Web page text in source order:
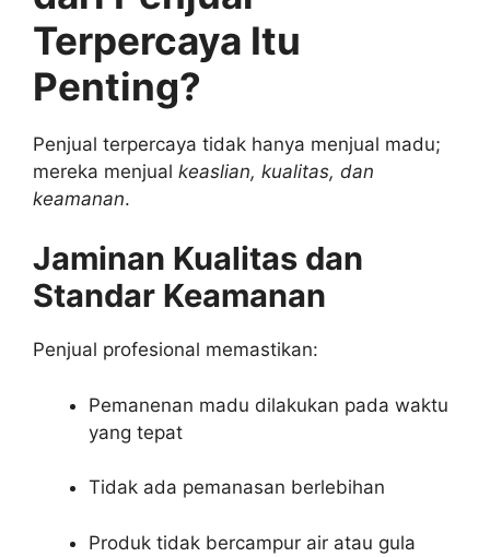
Terpercaya Itu
Penting?
Penjual terpercaya tidak hanya menjual madu;
mereka menjual keaslian, kualitas, dan
keamanan.
Jaminan Kualitas dan
Standar Keamanan
Penjual profesional memastikan:
Pemanenan madu dilakukan pada waktu
yang tepat
Tidak ada pemanasan berlebihan
Produk tidak bercampur air atau gula